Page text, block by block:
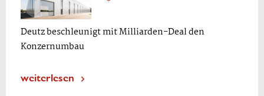
Deutz beschleunigt mit Milliarden-Deal den
Konzernumbau
weiterlesen